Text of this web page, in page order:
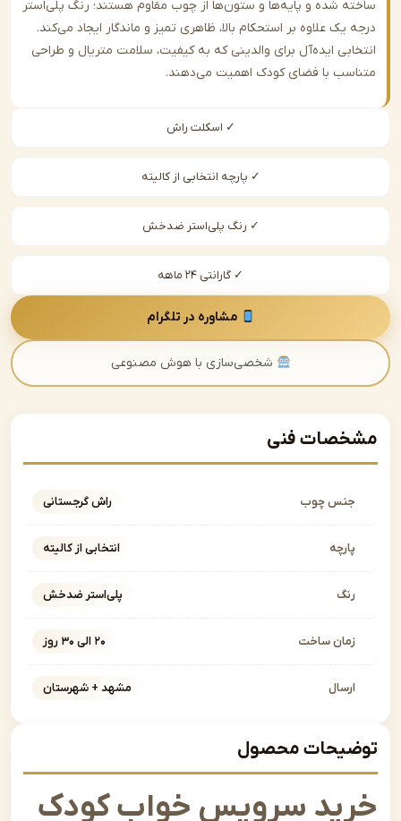
شده و پایه‌ها و ستون‌ها از چوب مقاوم هستند؛ رنگ پلی‌استر
یک علاوه بر استحکام بالا، ظاهری تمیز و ماندگار ایجاد می‌کند.
ایده‌آل برای والدینی که به کیفیت، سلامت متریال و طراحی
با فضای کودک اهمیت می‌دهند.
✓ اسکلت راش
✓ پارچه انتخابی از کالیته
✓ رنگ پلی‌استر ضدخش
مشاوره در تلگرام
شخصی‌سازی با هوش مصنوعی
محصول
سرویس خواب کودک
فنی
جنس چوب راش گرجستانی
انتخابی از کالیته
پلی‌استر ضدخش
زمان ساخت
مشهد + شهرستان